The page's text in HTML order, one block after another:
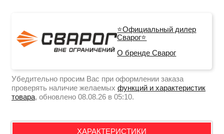
⭐Официальный дилер
Сварог⭐
О бренде Сварог
Убедительно просим Вас при оформлении заказа
проверять наличие желаемых функций и характеристик
товара, обновлено 08.08.26 в 05:10.
ХАРАКТЕРИСТИКИ